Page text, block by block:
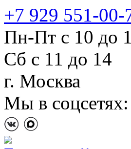
+7 929 551-00-
Пн-Пт с 10 до
Сб с 11 до 14
г. Москва
Мы в соцсетях: